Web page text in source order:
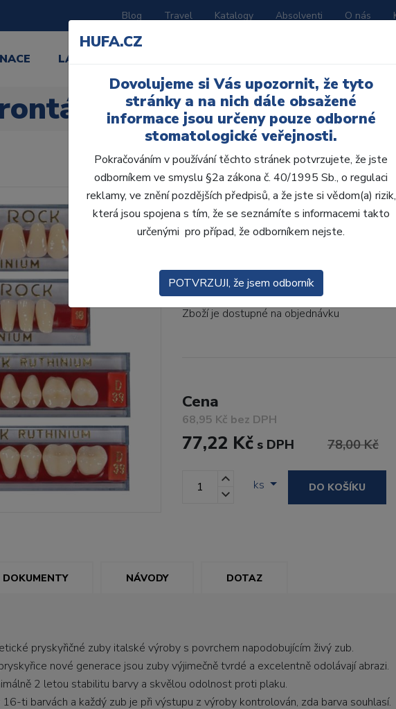
Blog Travel Katalogy Absolventi O nás
LABORATOŘ
D
AcryRock frontální D
• Dvouvrstvé velmi estetické pryskyřičné
zub.• Díky použití speciální pryskyřice
Kód produktu: 801806
Zboží je dostupné na objednávku
Cena
68,95 Kč bez DPH
77,22 Kč s DPH 78,00 Kč
ks DO KOŠÍKU
DOKUMENTY NÁVODY DOTAZ
pryskyřičné zuby italské výroby s povrchem napodobujícím živý zub.
nové generace jsou zuby výjimečně tvrdé a excelentně odolávají abrazi.
2 letou stabilitu barvy a skvělou odolnost proti plaku.
ti barvách a každý zub je při výstupu z výroby kontrolován, zda barva souhlasí.
HUFA.CZ
Dovolujeme si Vás upozornit, že tyto
stránky a na nich dále obsažené
informace jsou určeny pouze odborné
stomatologické veřejnosti.
Pokračováním v používání těchto stránek potvrzujete, že jste
odborníkem ve smyslu §2a zákona č. 40/1995 Sb., o regulaci
reklamy, ve znění pozdějších předpisů, a že jste si vědom(a) rizik,
která jsou spojena s tím, že se seznámíte s informacemi takto
určenými pro případ, že odborníkem nejste.
POTVRZUJI, že jsem odborník